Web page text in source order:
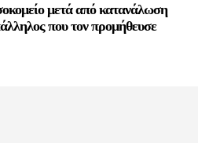
μετά από κατανάλωση
που τον προμήθευσε